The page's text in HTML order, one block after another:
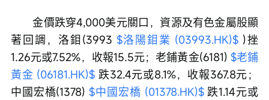
金價跌穿4,000美元關口，資源及有色金屬股顯
著回調，洛鉬(3993 $洛陽鉬業 (03993.HK)$ )挫
1.26元或7.52%，收報15.5元；老鋪黃金(6181) $老鋪
黃金 (06181.HK)$ 跌32.4元或8.1%，收報367.8元；
中國宏橋(1378) $中國宏橋 (01378.HK)$ 跌1.14元或